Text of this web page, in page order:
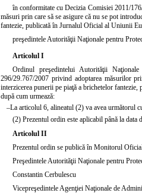
în conformitate cu Decizia Comisiei 2011/
măsuri prin care să se asigure că nu se pot
fantezie, publicată în Jurnalul Oficial al Uniunii
preşedintele Autorităţii Naţionale pentru
Articolul I
Ordinul preşedintelui Autorităţii
296/29.767/2007 privind adoptarea măsurilor
interzicerea punerii pe piaţă a brichetelor
după cum urmează:
–La articolul 6, alineatul (2) va avea următorul
(2) Prezentul ordin este aplicabil până la data
Articolul II
Prezentul ordin se publică în Monitorul
Preşedintele Autorităţii Naţionale pentru
Constantin Cerbulescu
Vicepreşedintele Agenţiei Naţionale de